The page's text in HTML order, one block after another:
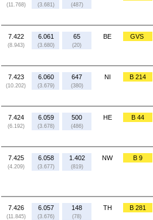
(11.768) (3.681) (487)
7.422
(8.943)
6.061
(3.680)
65
(20)
BE GVS
7.423
(10.202)
6.060
(3.679)
647
(380)
NI B 214
7.424
(6.192)
6.059
(3.678)
500
(486)
HE B 44
7.425
(4.209)
6.058
(3.677)
1.402
(819)
NW B 9
7.426
(11.845)
6.057
(3.676)
148
(78)
TH B 281